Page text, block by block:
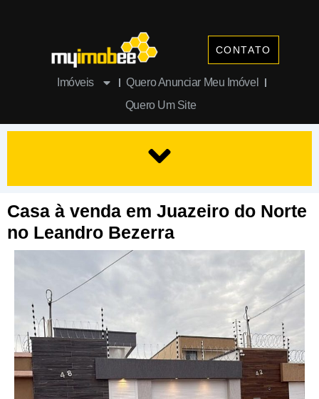
Imóveis
Quero Anunciar Meu Imóvel
Quero Um Site
CONTATO
Casa à venda em Juazeiro do Norte
no Leandro Bezerra